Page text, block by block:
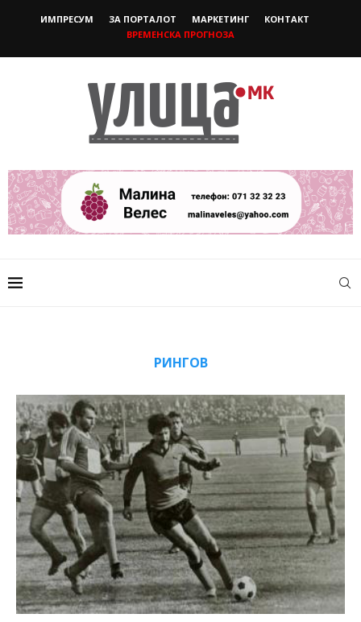
ИМПРЕСУМ ЗА ПОРТАЛОТ МАРКЕТИНГ
КОНТАКТ
ВРЕМЕНСКА ПРОГНОЗА
РИНГОВ